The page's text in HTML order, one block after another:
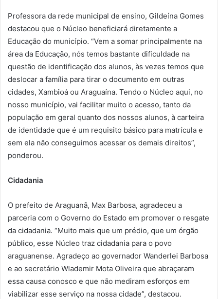
Professora da rede municipal de ensino, Gildeína Gomes
destacou que o Núcleo beneficiará diretamente a
Educação do município. “Vem a somar principalmente na
área da Educação, nós temos bastante dificuldade na
questão de identificação dos alunos, às vezes temos que
deslocar a família para tirar o documento em outras
cidades, Xambioá ou Araguaína. Tendo o Núcleo aqui, no
nosso município, vai facilitar muito o acesso, tanto da
população em geral quanto dos nossos alunos, à carteira
de identidade que é um requisito básico para matrícula e
sem ela não conseguimos acessar os demais direitos”,
ponderou.
Cidadania
O prefeito de Araguanã, Max Barbosa, agradeceu a
parceria com o Governo do Estado em promover o resgate
da cidadania. “Muito mais que um prédio, que um órgão
público, esse Núcleo traz cidadania para o povo
araguanense. Agradeço ao governador Wanderlei Barbosa
e ao secretário Wlademir Mota Oliveira que abraçaram
essa causa conosco e que não mediram esforços em
viabilizar esse serviço na nossa cidade”, destacou.